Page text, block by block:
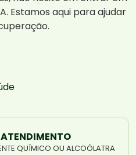
Estamos aqui para ajudar
QUÍMICO OU ALCOÓLATRA